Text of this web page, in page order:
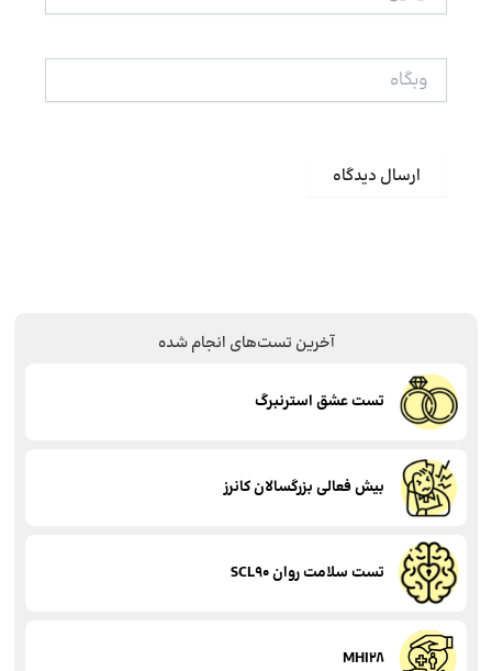
آخرین تست‌های انجام شده
تست عشق استرنبرگ
بیش فعالی بزرگسالان کانرز
تست سلامت روان SCL90
MHI28